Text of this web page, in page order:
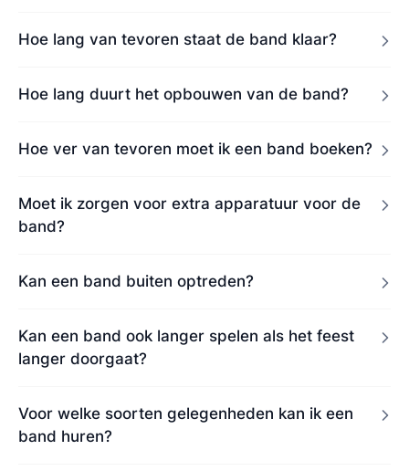
Hoe lang van tevoren staat de band klaar?
Hoe lang duurt het opbouwen van de band?
Hoe ver van tevoren moet ik een band boeken?
Moet ik zorgen voor extra apparatuur voor de
band?
Kan een band buiten optreden?
Kan een band ook langer spelen als het feest
langer doorgaat?
Voor welke soorten gelegenheden kan ik een
band huren?